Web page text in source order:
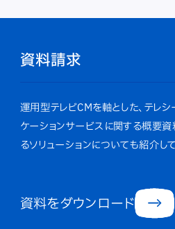
資料請求
運用型テレビCMを軸とした、テレ
ケーションサービスに関する概要資
るソリューションについても紹介して
資料をダウンロード